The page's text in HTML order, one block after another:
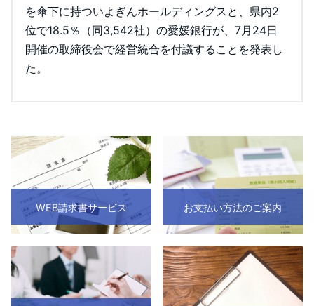
を傘下に持ついよぎんホールディングスと、県内2
位で18.5％（同3,542社）の愛媛銀行が、7月24日
開催の取締役会で経営統合を付議することを発表し
た。
WEB請求書サービス お支払い方法のご案内